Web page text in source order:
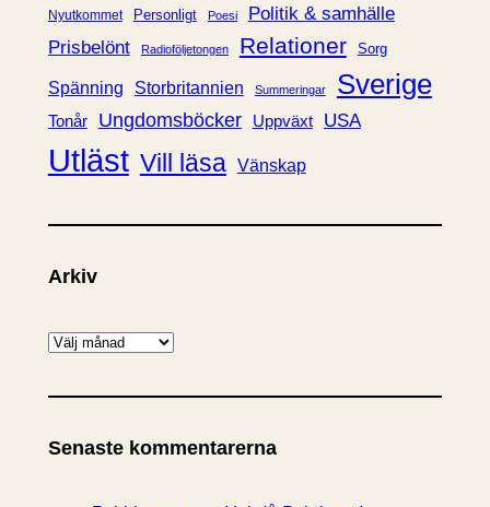
Nyutkommet Personligt Poesi
Politik & samhälle
Prisbelönt
Radioföljetongen Relationer Sorg
Spänning Storbritannien Summeringar Sverige
Tonår Ungdomsböcker Uppväxt USA
Utläst Vill läsa Vänskap
Arkiv
A
k
v
Senaste kommentarerna